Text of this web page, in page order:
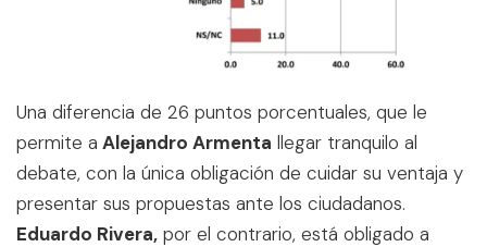
Una diferencia de 26 puntos porcentuales, que le
permite a Alejandro Armenta llegar tranquilo al
debate, con la única obligación de cuidar su ventaja y
presentar sus propuestas ante los ciudadanos.
Eduardo Rivera, por el contrario, está obligado a